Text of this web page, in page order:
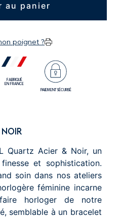
au panier
poignet ?
FABRIQUÉ
EN FRANCE
PAIEMENT SÉCURISÉ
Quartz Acier & Noir, un
et sophistication.
soin dans nos ateliers
féminine incarne
faire horloger de notre
semblable à un bracelet